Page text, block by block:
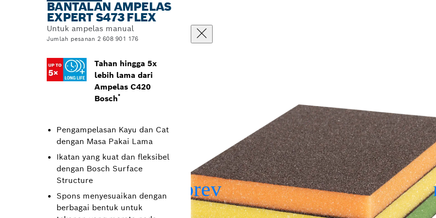
BANTALAN AMPELAS
EXPERT S473 FLEX
Untuk ampelas manual
Jumlah pesanan 2 608 901 176
Tahan hingga 5x
lebih lama dari
Ampelas C420
Bosch*
Pengampelasan Kayu dan Cat
dengan Masa Pakai Lama
Ikatan yang kuat dan fleksibel
dengan Bosch Surface
Structure
Spons menyesuaikan dengan
berbagai bentuk untuk